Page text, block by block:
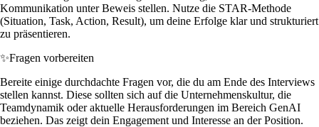
Kommunikation unter Beweis stellen. Nutze die STAR-Methode
(Situation, Task, Action, Result), um deine Erfolge klar und strukturiert
zu präsentieren.
✨Fragen vorbereiten
Bereite einige durchdachte Fragen vor, die du am Ende des Interviews
stellen kannst. Diese sollten sich auf die Unternehmenskultur, die
Teamdynamik oder aktuelle Herausforderungen im Bereich GenAI
beziehen. Das zeigt dein Engagement und Interesse an der Position.